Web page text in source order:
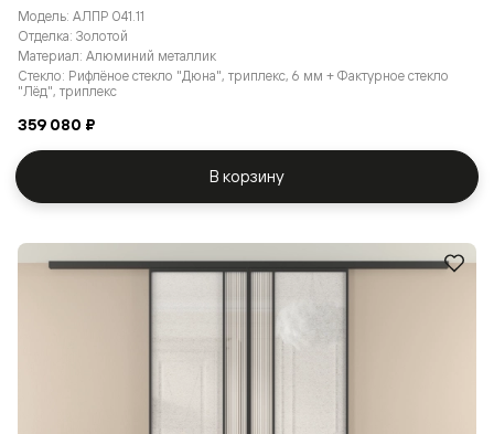
Модель: АЛПР 041.11
Отделка: Золотой
Материал: Алюминий металлик
Стекло: Рифлёное стекло "Дюна", триплекс, 6 мм + Фактурное стекло
"Лёд", триплекс
359 080 ₽
В корзину